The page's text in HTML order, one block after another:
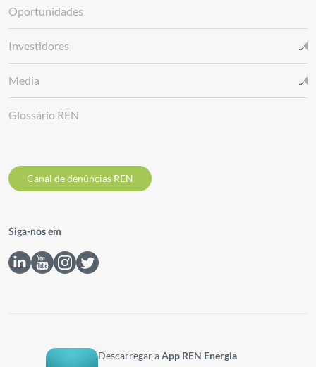
Oportunidades
Investidores
Media
Glossário REN
Canal de denúncias REN
Siga-nos em
Descarregar aApp REN Energia